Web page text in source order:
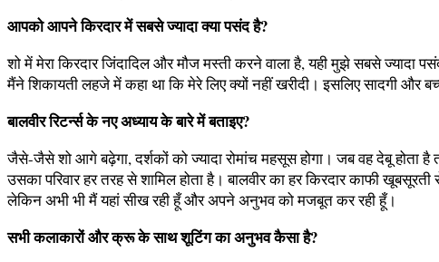
आपको आपने किरदार में सबसे ज्यादा क्या पसंद है?
शो में मेरा किरदार जिंदादिल और मौज मस्ती करने वाला है, यही मुझे सबसे
मैंने शिकायती लहजे में कहा था कि मेरे लिए क्यों नहीं खरीदी। इसलिए सादगी और
बालवीर रिटर्न्स के नए अध्याय के बारे में बताइए?
जैसे-जैसे शो आगे बढ़ेगा, दर्शकों को ज्यादा रोमांच महसूस होगा। जब वह देबू होता
उसका परिवार हर तरह से शामिल होता है। बालवीर का हर किरदार काफी
लेकिन अभी भी मैं यहां सीख रही हूँ और अपने अनुभव को मजबूत कर रही हूँ।
सभी कलाकारों और क्रू के साथ शूटिंग का अनुभव कैसा है?